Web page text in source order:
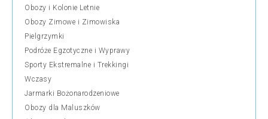
Obozy i Kolonie Letnie
Obozy Zimowe i Zimowiska
Pielgrzymki
Podróże Egzotyczne i Wyprawy
Sporty Ekstremalne i Trekkingi
Wczasy
Jarmarki Bożonarodzeniowe
Obozy dla Maluszków